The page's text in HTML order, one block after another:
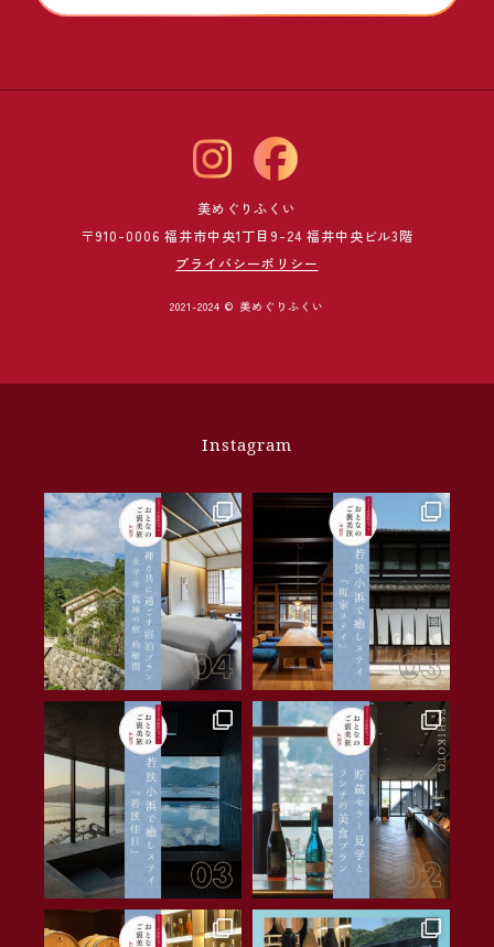
美めぐりふくい
〒910-0006 福井市中央1丁目9-24 福井中央ビル3階
プライバシーポリシー
2021-2024 © 美めぐりふくい
Instagram